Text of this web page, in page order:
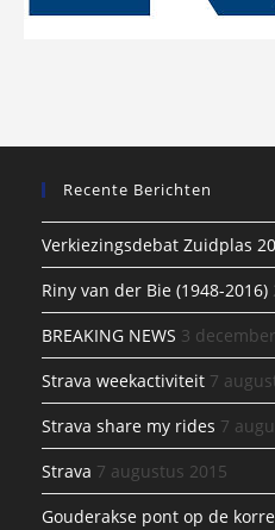
Recente Berichten
Verkiezingsdebat Zuidplas
Riny van der Bie (1948-2016)
BREAKING NEWS 3
Strava weekactiviteit 7
Strava share my rides 7
Strava 7 augustus 2015
Gouderakse pont op de